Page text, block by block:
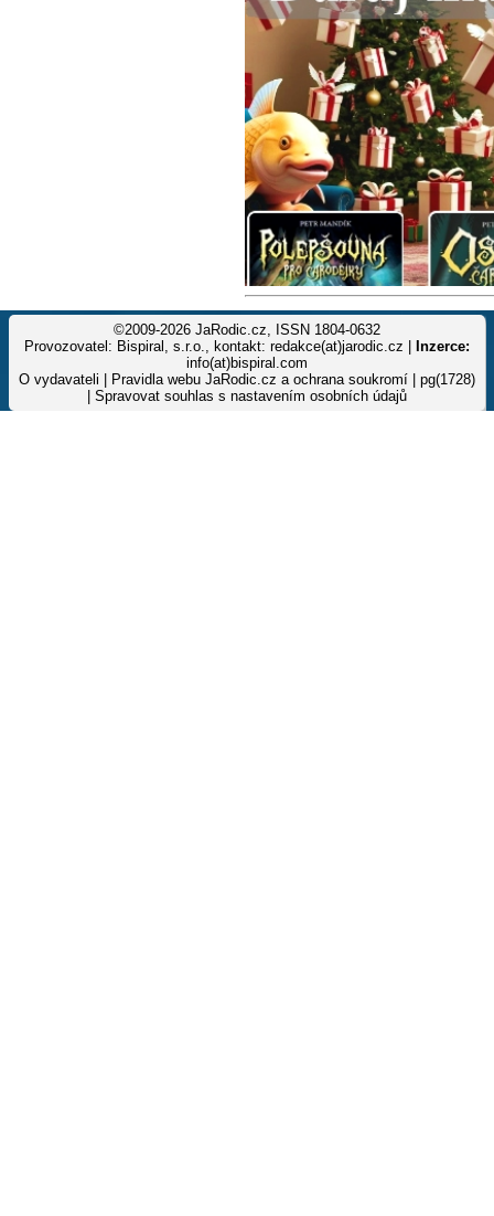
©2009-2026 JaRodic.cz, ISSN 1804-0632
Provozovatel: Bispiral, s.r.o., kontakt: redakce(at)jarodic.cz |
Inzerce:
info(at)bispiral.com
O vydavateli
Pravidla webu JaRodic.cz a ochrana soukromí | pg(1728)
Spravovat souhlas s nastavením osobních údajů